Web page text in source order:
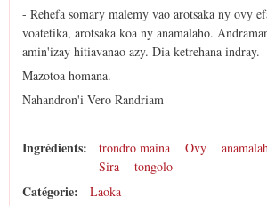
- Rehefa somary malemy vao arotsaka ny ovy
voatetika, arotsaka koa ny anamalaho.
amin'izay hitiavanao azy. Dia ketrehana indray.
Mazotoa homana.
Nahandron'i Vero Randriam
Ingrédients: trondro maina Ovy
Sira
tongolo
Catégorie: Laoka